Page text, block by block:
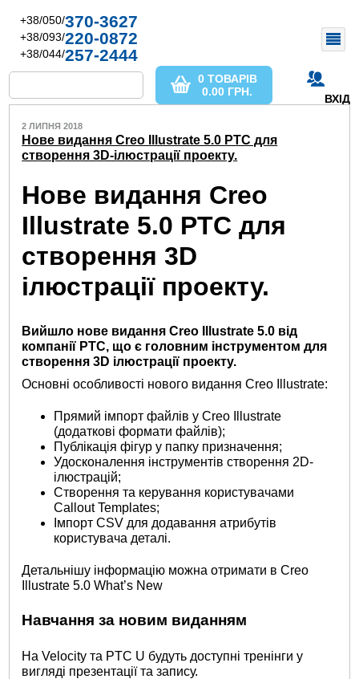
+38/050/370-3627
+38/093/220-0872
+38/044/257-2444
ВХІД
0 ТОВАРІВ
0.00 ГРН.
2 ЛИПНЯ 2018
Нове видання Creo Illustrate 5.0 PTC для
створення 3D-ілюстрації проекту.
Нове видання Creo
Illustrate 5.0 PTC для
створення 3D
ілюстрації проекту.
Вийшло нове видання Creo Illustrate 5.0 від
компанії PTC, що є головним інструментом для
створення 3D ілюстрації проекту.
Основні особливості нового видання Creo Illustrate:
Прямий імпорт файлів у Creo Illustrate
(додаткові формати файлів);
Публікація фігур у папку призначення;
Удосконалення інструментів створення 2D-
ілюстрацій;
Створення та керування користувачами
Callout Templates;
Імпорт CSV для додавання атрибутів
користувача деталі.
Детальнішу інформацію можна отримати в Creo
Illustrate 5.0 What’s New
Навчання за новим виданням
На Velocity та PTC U будуть доступні тренінги у
вигляді презентації та запису.